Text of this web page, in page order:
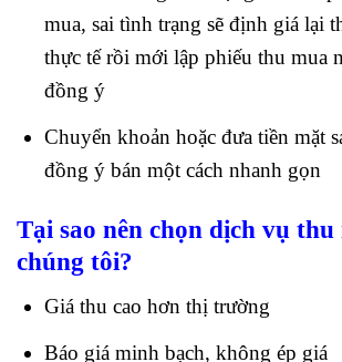
mua, sai tình trạng sẽ định giá lại
thực tế rồi mới lập phiếu thu mua
đồng ý
Chuyển khoản hoặc đưa tiền mặt
đồng ý bán một cách nhanh gọn
Tại sao nên chọn dịch vụ thu
chúng tôi?
Giá thu cao hơn thị trường
Báo giá minh bạch, không ép giá